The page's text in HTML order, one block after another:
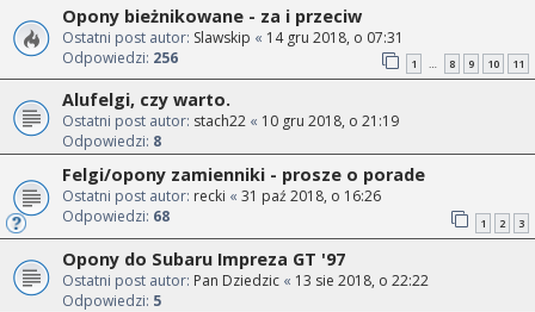
Opony bieżnikowane - za i przeciw
Ostatni post autor: Slawskip « 14 gru 2018, o 07:31
Odpowiedzi: 256 1 … 8 9 10 11
Alufelgi, czy warto.
Ostatni post autor: stach22 « 10 gru 2018, o 21:19
Odpowiedzi: 8
Felgi/opony zamienniki - prosze o porade
Ostatni post autor: recki « 31 paź 2018, o 16:26
Odpowiedzi: 68 1 2 3
Opony do Subaru Impreza GT '97
Ostatni post autor: Pan Dziedzic « 13 sie 2018, o 22:22
Odpowiedzi: 5